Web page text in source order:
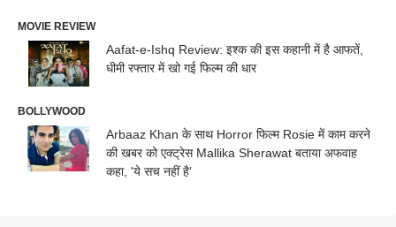
MOVIE REVIEW
Aafat-e-Ishq Review: इश्क की इस कहानी में है आफतें,
धीमी रफ्तार में खो गई फिल्म की धार
BOLLYWOOD
Arbaaz Khan के साथ Horror फिल्म Rosie में काम करने
की खबर को एक्ट्रेस Mallika Sherawat बताया अफवाह
कहा, 'ये सच नहीं है'